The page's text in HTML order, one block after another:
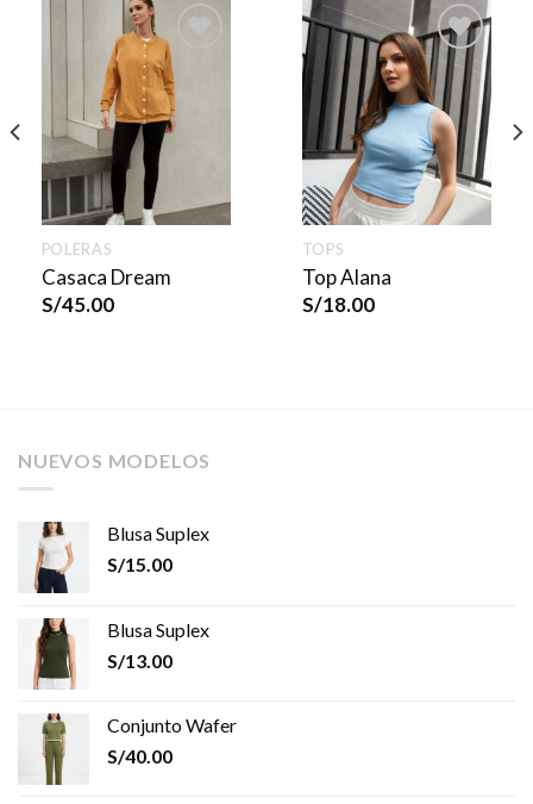
POLERAS
Casaca Dream
S/45.00
TOPS
Top Alana
S/18.00
NUEVOS MODELOS
Blusa Suplex
S/15.00
Blusa Suplex
S/13.00
Conjunto Wafer
S/40.00